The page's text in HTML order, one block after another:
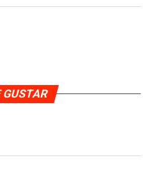
GUSTAR